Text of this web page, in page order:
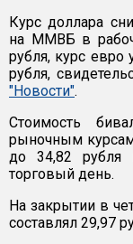
Курс доллара
на ММВБ в
рубля, курс евро
рубля,
"Новости".
Стоимость
рыночным
до 34,82 рубля
торговый день.
На закрытии в
составлял 29,97